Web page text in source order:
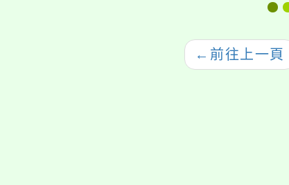
← 前往上一頁